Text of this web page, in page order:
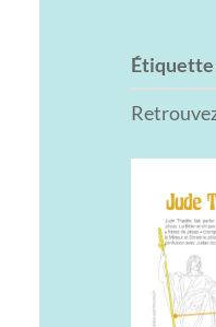
Étiquette